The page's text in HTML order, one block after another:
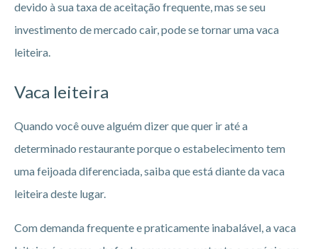
devido à sua taxa de aceitação frequente, mas se seu
investimento de mercado cair, pode se tornar uma vaca
leiteira.
Vaca leiteira
Quando você ouve alguém dizer que quer ir até a
determinado restaurante porque o estabelecimento tem
uma feijoada diferenciada, saiba que está diante da vaca
leiteira deste lugar.
Com demanda frequente e praticamente inabalável, a vaca